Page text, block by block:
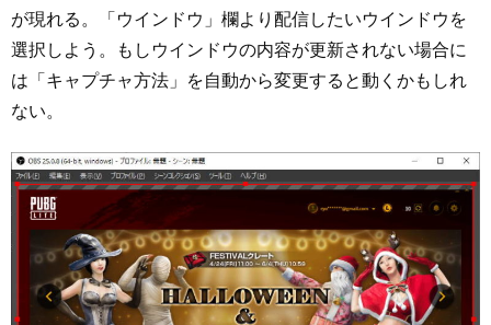
が現れる。「ウインドウ」欄より配信したいウインドウを
選択しよう。もしウインドウの内容が更新されない場合に
は「キャプチャ方法」を自動から変更すると動くかもしれ
ない。